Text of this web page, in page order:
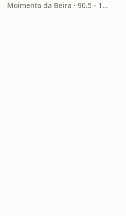
Moimenta da Beira · 90.5 - 100.8 FM